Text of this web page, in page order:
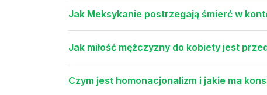
Jak Meksykanie postrzegają śmierć w
Jak miłość mężczyzny do kobiety jest
Czym jest homonacjonalizm i jakie ma